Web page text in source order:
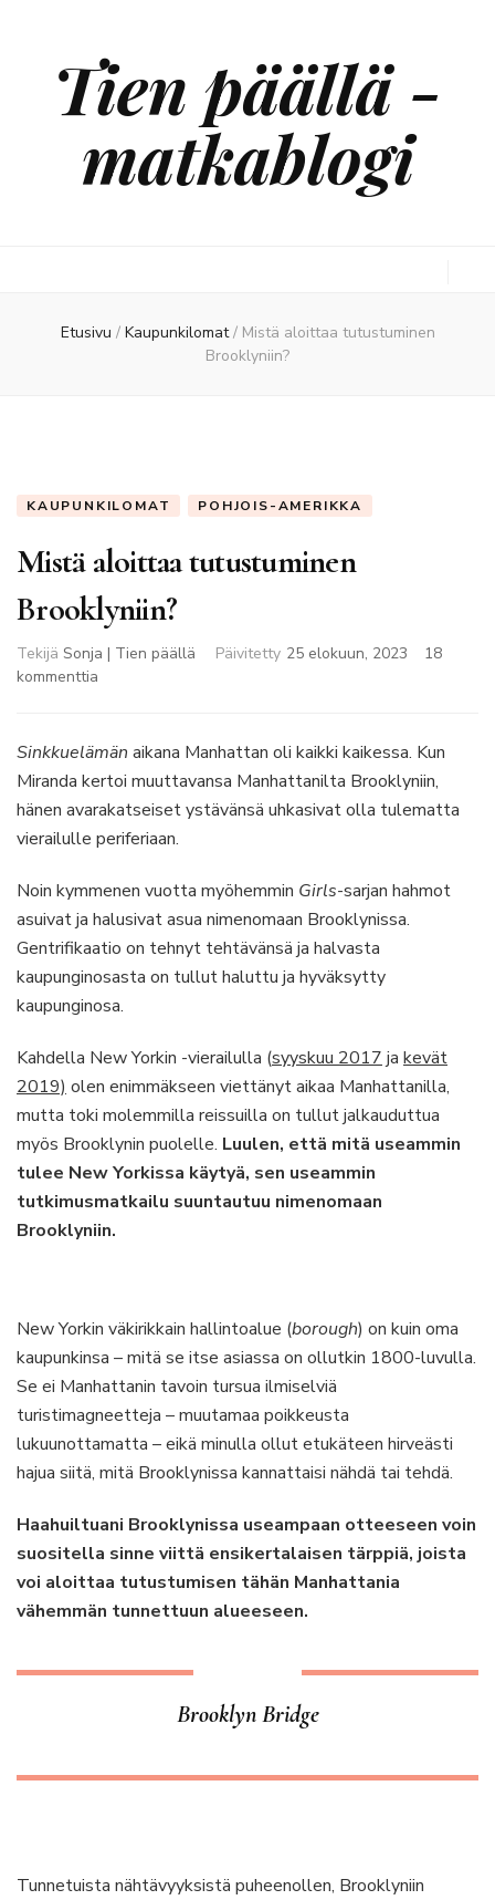
Tien päällä -
matkablogi
Etusivu / Kaupunkilomat/ Mistä aloittaa tutustuminen
Brooklyniin?
KAUPUNKILOMAT POHJOIS-AMERIKKA
Mistä aloittaa tutustuminen
Brooklyniin?
Tekijä Sonja | Tien päällä Päivitetty 25 elokuun, 2023
18
kommenttia
tutustuminen
Sinkkuelämän aikana Manhattan oli kaikki kaikessa. Kun
Miranda kertoi muuttavansa Manhattanilta Brooklyniin,
hänen avarakatseiset ystävänsä uhkasivat olla tulematta
vierailulle periferiaan.
Noin kymmenen vuotta myöhemmin Girls-sarjan hahmot
asuivat ja halusivat asua nimenomaan Brooklynissa.
Gentrifikaatio on tehnyt tehtävänsä ja halvasta
kaupunginosasta on tullut haluttu ja hyväksytty
kaupunginosa.
Kahdella New Yorkin -vierailulla (syyskuu 2017 ja kevät
2019) olen enimmäkseen viettänyt aikaa Manhattanilla,
mutta toki molemmilla reissuilla on tullut jalkauduttua
myös Brooklynin puolelle. Luulen, että mitä useammin
tulee New Yorkissa käytyä, sen useammin
tutkimusmatkailu suuntautuu nimenomaan
Brooklyniin.
New Yorkin väkirikkain hallintoalue (borough) on kuin oma
kaupunkinsa – mitä se itse asiassa on ollutkin 1800-luvulla.
Se ei Manhattanin tavoin tursua ilmiselviä
turistimagneetteja – muutamaa poikkeusta
lukuunottamatta – eikä minulla ollut etukäteen hirveästi
hajua siitä, mitä Brooklynissa kannattaisi nähdä tai tehdä.
Haahuiltuani Brooklynissa useampaan otteeseen voin
suositella sinne viittä ensikertalaisen tärppiä, joista
voi aloittaa tutustumisen tähän Manhattania
vähemmän tunnettuun alueeseen.
Brooklyn Bridge
Tunnetuista nähtävyyksistä puheenollen, Brooklyniin